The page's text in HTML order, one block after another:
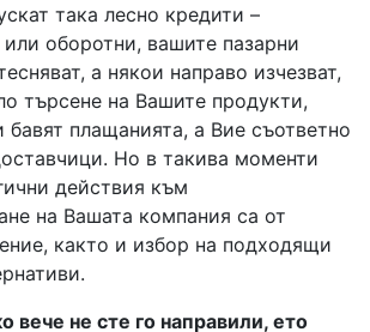
така лесно кредити –
оборотни, вашите пазарни
а някои направо изчезват,
търсене на Вашите продукти,
бавят плащанията, а Вие съответно
Но в такива моменти
действия към
на Вашата компания са от
както и избор на подходящи
вече не сте го направили, ето